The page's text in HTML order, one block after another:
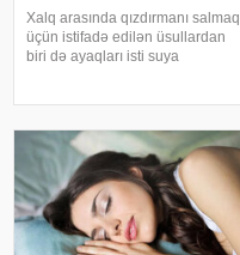
Xalq arasında qızdırmanı salmaq
üçün istifadə edilən üsullardan
biri də ayaqları isti suya
ağırlaşdıra bilər. xəbər verir ki,
yüksə